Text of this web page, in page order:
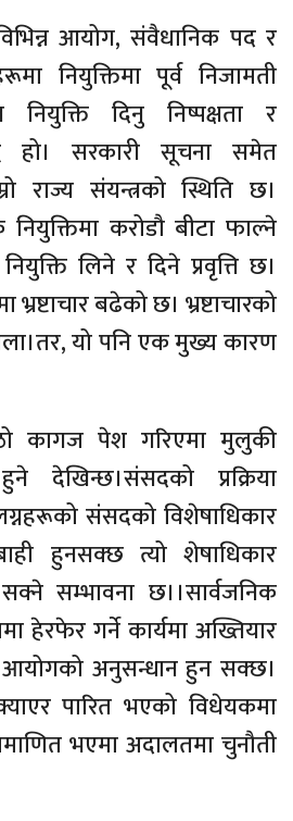
आयोग, संवैधानिक पद र
नियुक्तिमा पूर्व निजामती
नियुक्ति दिनु निष्पक्षता र
हो। सरकारी सूचना समेत
राज्य संयन्त्रको स्थिति छ।
करोडौ बीटा फाल्ने
लिने र दिने प्रवृत्ति छ।
बढेको छ। भ्रष्टाचारको
यो पनि एक मुख्य कारण
कागज पेश गरिएमा मुलुकी
देखिन्छ।संसदको प्रक्रिया
संसदको विशेषाधिकार
हुनसक्छ त्यो शेषाधिकार
सम्भावना छ।।सार्वजनिक
हेरफेर गर्ने कार्यमा अख्तियार
अनुसन्धान हुन सक्छ।
पारित भएको विधेयकमा
प्रमाणित भएमा अदालतमा चुनौती